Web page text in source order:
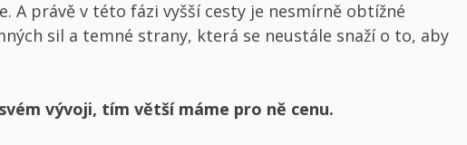
A právě v této fázi vyšší cesty je nesmírně obtížné
sil a temné strany, která se neustále snaží o to, aby
vývoji, tím větší máme pro ně cenu.